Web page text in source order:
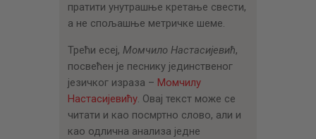
пратити унутрашње кретање свести,
а не спољашње метричке шеме.
Трећи есеј, Момчило Настасијевић,
посвећен је песнику јединственог
језичког израза – Момчилу
Настасијевићу. Овај текст може се
читати и као посмртно слово, али и
као одлична анализа једне